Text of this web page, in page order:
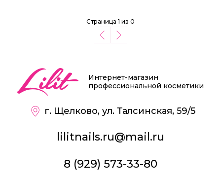
Страница 1 из 0
Интернет-магазин
профессиональной косметики
г. Щелково, ул. Талсинская, 59/5
lilitnails.ru@mail.ru
8 (929) 573-33-80